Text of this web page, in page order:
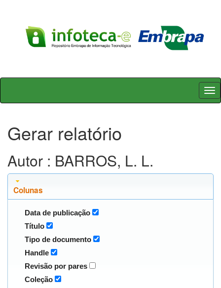
Skip
Gerar relatório
Autor : BARROS, L. L.
Colunas
Data de publicação
Título
Tipo de documento
Handle
Revisão por pares
Coleção